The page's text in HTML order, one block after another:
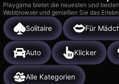
Playgama bietet die neuesten und
Webbrowser und genießen Sie das
Solitaire Für
Auto Klicker
Alle Kategorien